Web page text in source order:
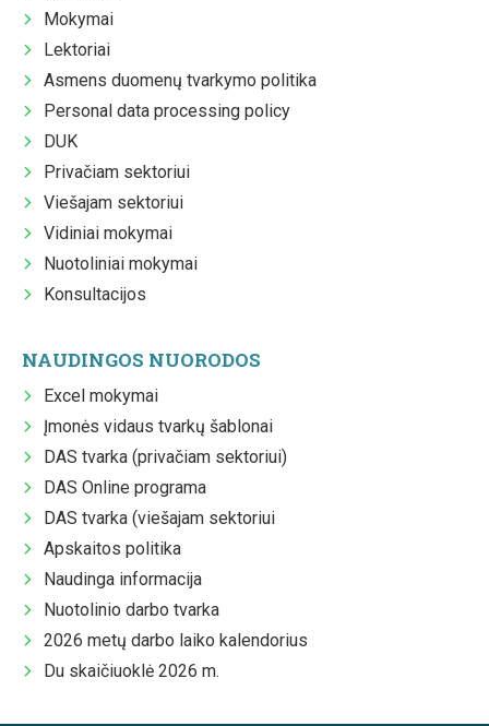
Mokymai
Lektoriai
Asmens duomenų tvarkymo politika
Personal data processing policy
DUK
Privačiam sektoriui
Viešajam sektoriui
Vidiniai mokymai
Nuotoliniai mokymai
Konsultacijos
NAUDINGOS NUORODOS
Excel mokymai
Įmonės vidaus tvarkų šablonai
DAS tvarka (privačiam sektoriui)
DAS Online programa
DAS tvarka (viešajam sektoriui
Apskaitos politika
Naudinga informacija
Nuotolinio darbo tvarka
2026 metų darbo laiko kalendorius
Du skaičiuoklė 2026 m.